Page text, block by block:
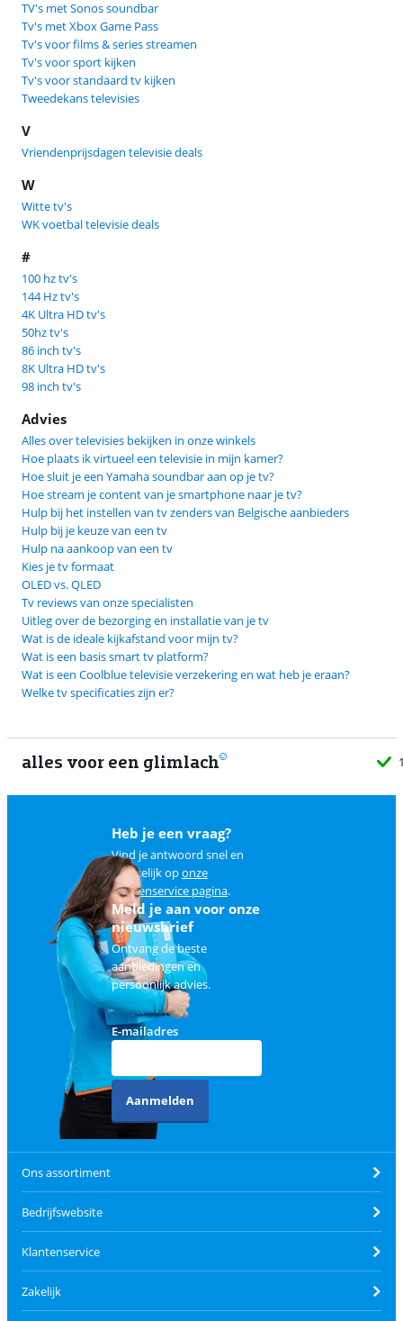
TV's met Sonos soundbar
Tv's met Xbox Game Pass
Tv's voor films & series streamen
Tv's voor sport kijken
Tv's voor standaard tv kijken
Tweedekans televisies
V
Vriendenprijsdagen televisie deals
W
Witte tv's
WK voetbal televisie deals
#
100 hz tv's
144 Hz tv's
4K Ultra HD tv's
50hz tv's
86 inch tv's
8K Ultra HD tv's
98 inch tv's
Advies
Alles over televisies bekijken in onze winkels
Hoe plaats ik virtueel een televisie in mijn kamer?
Hoe sluit je een Yamaha soundbar aan op je tv?
Hoe stream je content van je smartphone naar je tv?
Hulp bij het instellen van tv zenders van Belgische aanbieders
Hulp bij je keuze van een tv
Hulp na aankoop van een tv
Kies je tv formaat
OLED vs. QLED
Tv reviews van onze specialisten
Uitleg over de bezorging en installatie van je tv
Wat is de ideale kijkafstand voor mijn tv?
Wat is een basis smart tv platform?
Wat is een Coolblue televisie verzekering en wat heb je eraan?
Welke tv specificaties zijn er?
alles voor een glimlach
Heb je een vraag?
Vind je antwoord snel en
makkelijk oponze
klantenservice pagina.
Meld je aan voor onze
nieuwsbrief
Ontvang de beste
aanbiedingen en
persoonlijk advies.
E-mailadres
Aanmelden
Ons assortiment
Bedrijfswebsite
Klantenservice
Zakelijk